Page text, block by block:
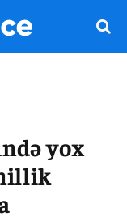
yox